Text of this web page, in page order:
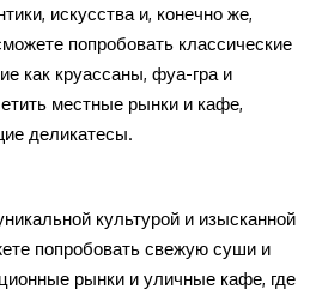
искусства и, конечно же,
попробовать классические
как круассаны, фуа-гра и
местные рынки и кафе,
деликатесы.
культурой и изысканной
попробовать свежую суши и
рынки и уличные кафе, где